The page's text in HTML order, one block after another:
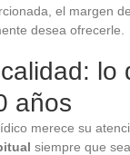
el margen
desea ofrecerle.
lo
años
merece su
siempre que